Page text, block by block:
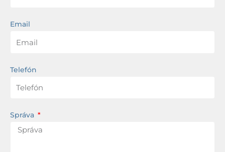
Email
Telefón
Správa